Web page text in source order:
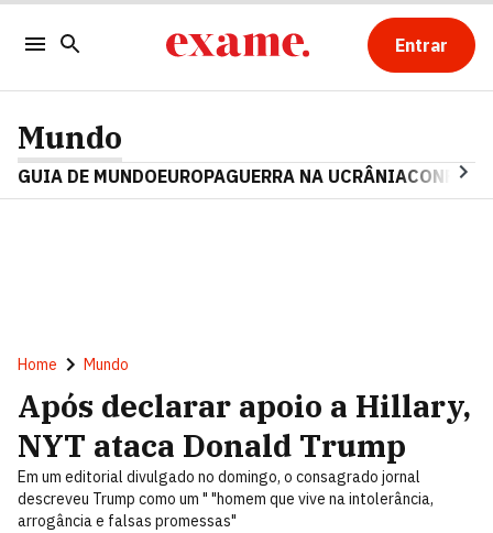
Entrar
Mundo
GUIA DE MUNDOEUROPAGUERRA NA UCRÂNIA
Home Mundo
Após declarar apoio a Hillary,
NYT ataca Donald Trump
Em um editorial divulgado no domingo, o consagrado jornal
descreveu Trump como um " "homem que vive na intolerância,
arrogância e falsas promessas"